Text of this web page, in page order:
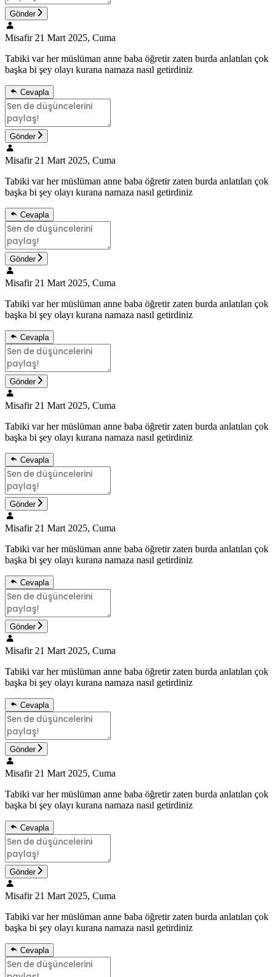
Gönder
Misafir 21 Mart 2025, Cuma
Tabiki var her müslüman anne baba öğretir zaten burda anlatılan çok
başka bi şey olayı kurana namaza nasıl getirdiniz
Cevapla
Gönder
Misafir 21 Mart 2025, Cuma
Tabiki var her müslüman anne baba öğretir zaten burda anlatılan çok
başka bi şey olayı kurana namaza nasıl getirdiniz
Cevapla
Gönder
Misafir 21 Mart 2025, Cuma
Tabiki var her müslüman anne baba öğretir zaten burda anlatılan çok
başka bi şey olayı kurana namaza nasıl getirdiniz
Cevapla
Gönder
Misafir 21 Mart 2025, Cuma
Tabiki var her müslüman anne baba öğretir zaten burda anlatılan çok
başka bi şey olayı kurana namaza nasıl getirdiniz
Cevapla
Gönder
Misafir 21 Mart 2025, Cuma
Tabiki var her müslüman anne baba öğretir zaten burda anlatılan çok
başka bi şey olayı kurana namaza nasıl getirdiniz
Cevapla
Gönder
Misafir 21 Mart 2025, Cuma
Tabiki var her müslüman anne baba öğretir zaten burda anlatılan çok
başka bi şey olayı kurana namaza nasıl getirdiniz
Cevapla
Gönder
Misafir 21 Mart 2025, Cuma
Tabiki var her müslüman anne baba öğretir zaten burda anlatılan çok
başka bi şey olayı kurana namaza nasıl getirdiniz
Cevapla
Gönder
Misafir 21 Mart 2025, Cuma
Tabiki var her müslüman anne baba öğretir zaten burda anlatılan çok
başka bi şey olayı kurana namaza nasıl getirdiniz
Cevapla